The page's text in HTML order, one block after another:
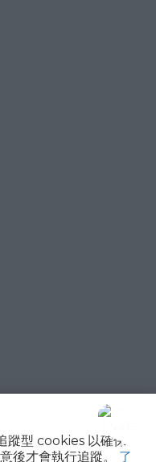
蹤型 cookies 以確保
後才會執行追蹤。 了
聯絡我們
TWD 繁體中文